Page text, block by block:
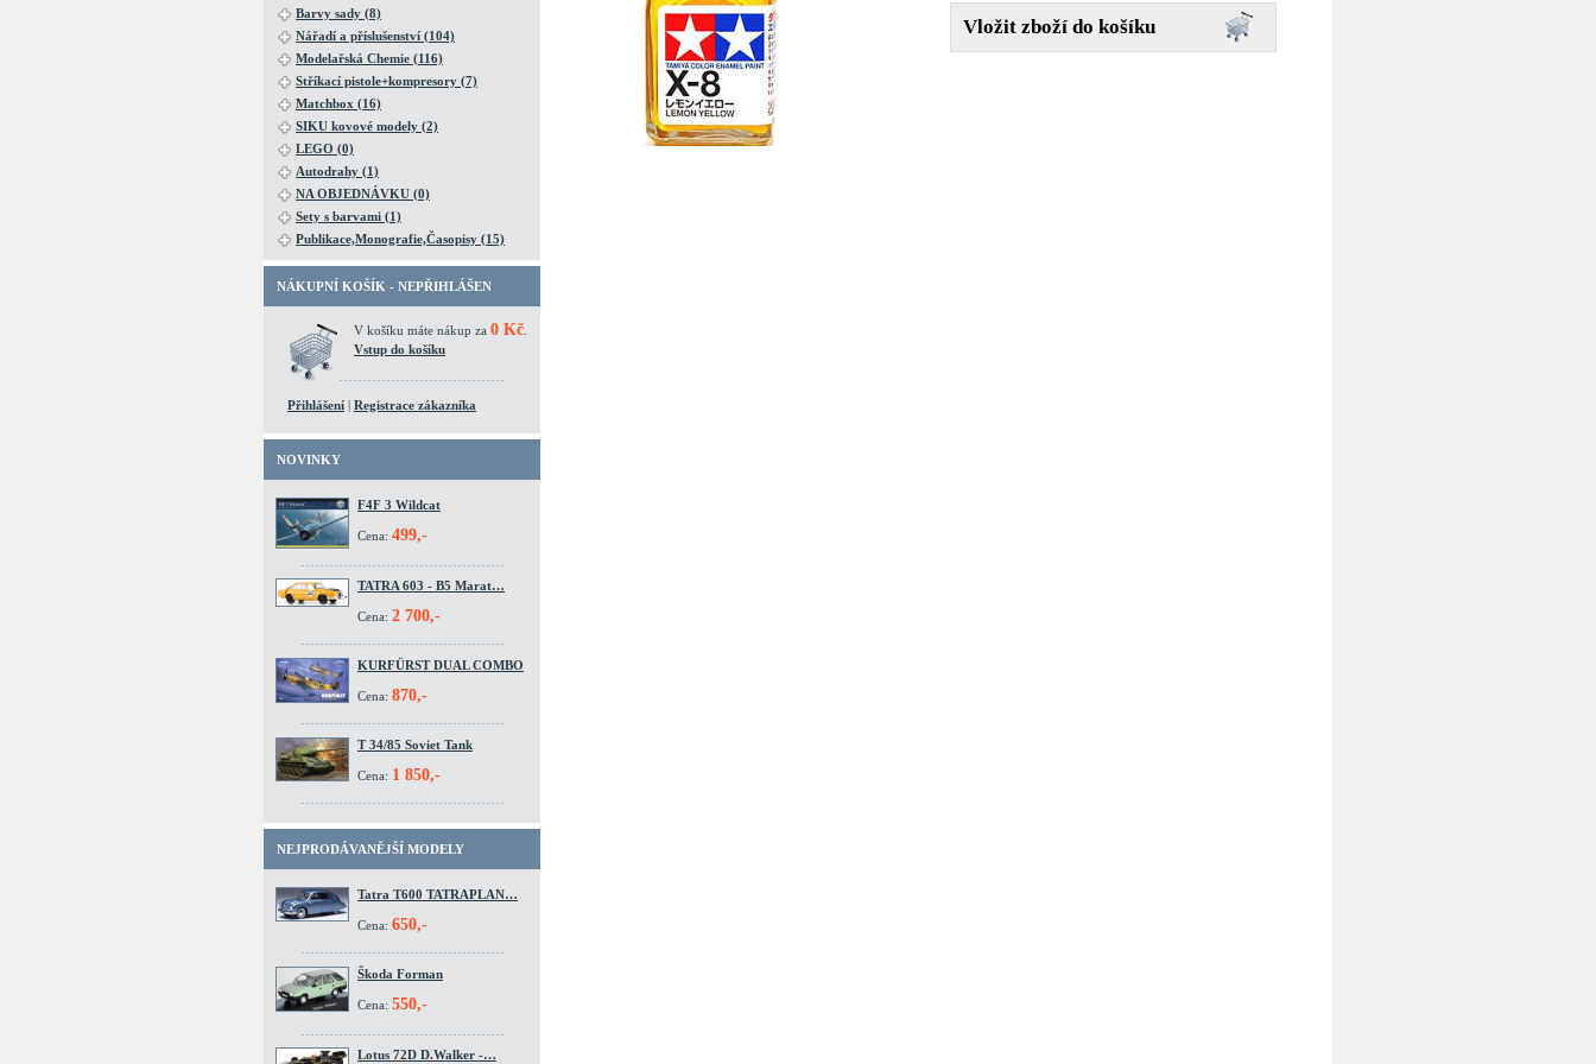
Barvy sady (8)
Nářadí a příslušenství (104)
Modelařská Chemie (116)
Stříkací pistole+kompresory (7)
Matchbox (16)
SIKU kovové modely (2)
LEGO (0)
Autodrahy (1)
NA OBJEDNÁVKU (0)
Sety s barvami (1)
Publikace,Monografie,Časopisy (15)
NÁKUPNÍ KOŠÍK - NEPŘIHLÁŠEN
V košíku máte nákup za 0 Kč
Vstup do košíku
Přihlášení | Registrace zákazníka
NOVINKY
F4F 3 Wildcat
Cena: 499,-
TATRA 603 - B5 Marat…
Cena: 2 700,-
KURFÜRST DUAL COMBO
Cena: 870,-
T 34/85 Soviet Tank
Cena: 1 850,-
NEJPRODÁVANĚJŠÍ MODELY
Tatra T600 TATRAPLAN…
Cena: 650,-
Škoda Forman
Cena: 550,-
Lotus 72D D.Walker -…